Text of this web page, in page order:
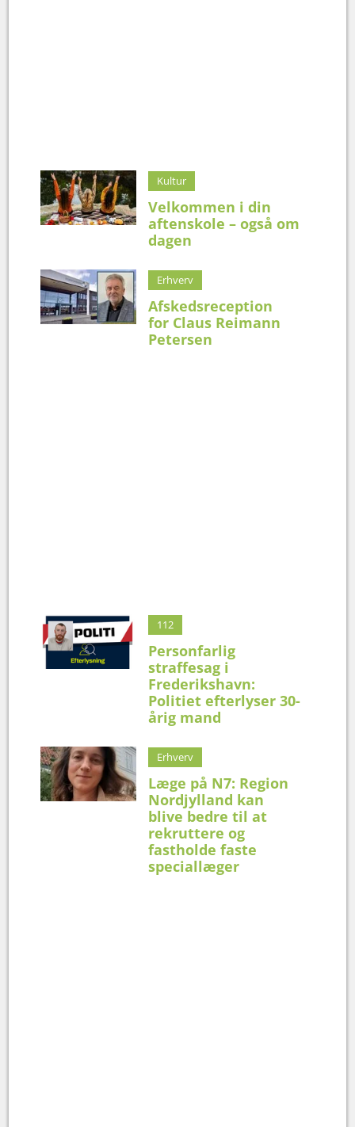
Kultur
Velkommen i din
aftenskole – også om
dagen
Erhverv
Afskedsreception
for Claus Reimann
Petersen
112
Personfarlig
straffesag i
Frederikshavn:
Politiet efterlyser 30-
årig mand
Erhverv
Læge på N7: Region
Nordjylland kan
blive bedre til at
rekruttere og
fastholde faste
speciallæger